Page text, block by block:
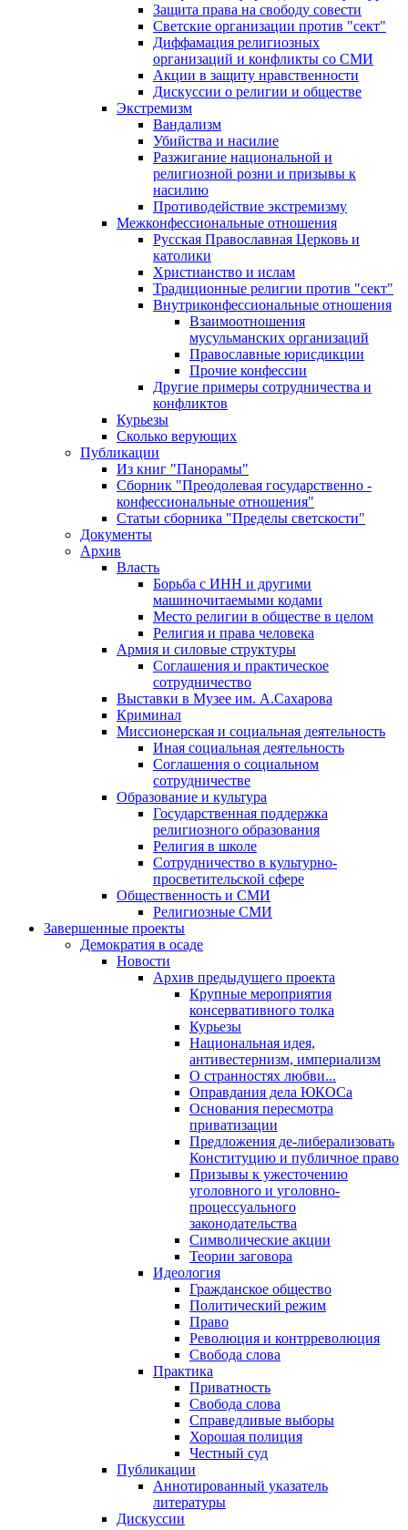
Защита права на свободу совести
Светские организации против "сект"
Диффамация религиозных
организаций и конфликты со СМИ
Акции в защиту нравственности
Дискуссии о религии и обществе
Экстремизм
Вандализм
Убийства и насилие
Разжигание национальной и
религиозной розни и призывы к
насилию
Противодействие экстремизму
Межконфессиональные отношения
Русская Православная Церковь и
католики
Христианство и ислам
Традиционные религии против "сект"
Внутриконфессиональные отношения
Взаимоотношения
мусульманских организаций
Православные юрисдикции
Прочие конфессии
Другие примеры сотрудничества и
конфликтов
Курьезы
Сколько верующих
Публикации
Из книг "Панорамы"
Сборник "Преодолевая государственно -
конфессиональные отношения"
Статьи сборника "Пределы светскости"
Документы
Архив
Власть
Борьба с ИНН и другими
машиночитаемыми кодами
Место религии в обществе в целом
Религия и права человека
Армия и силовые структуры
Соглашения и практическое
сотрудничество
Выставки в Музее им. А.Сахарова
Криминал
Миссионерская и социальная деятельность
Иная социальная деятельность
Соглашения о социальном
сотрудничестве
Образование и культура
Государственная поддержка
религиозного образования
Религия в школе
Сотрудничество в культурно-
просветительской сфере
Общественность и СМИ
Религиозные СМИ
Завершенные проекты
Демократия в осаде
Новости
Архив предыдущего проекта
Крупные мероприятия
консервативного толка
Курьезы
Национальная идея,
антивестернизм, империализм
О странностях любви...
Оправдания дела ЮКОСа
Основания пересмотра
приватизации
Предложения де-либерализовать
Конституцию и публичное право
Призывы к ужесточению
уголовного и уголовно-
процессуального
законодательства
Символические акции
Теории заговора
Идеология
Гражданское общество
Политический режим
Право
Революция и контрреволюция
Свобода слова
Практика
Приватность
Свобода слова
Справедливые выборы
Хорошая полиция
Честный суд
Публикации
Аннотированный указатель
литературы
Дискуссии